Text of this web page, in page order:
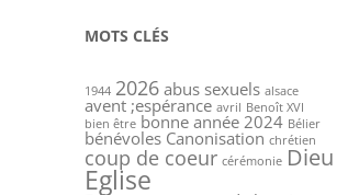
MOTS CLÉS
1944 2026 abus sexuels alsace
avent ;espérance avril Benoît XVI
bien être bonne année 2024 Bélier
bénévoles Canonisation chrétien
coup de coeur cérémonie Dieu
Eglise